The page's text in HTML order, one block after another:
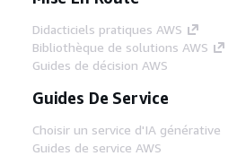
Didacticiels pratiques AWS
Bibliothèque de solutions AWS
Guides de décision AWS
Guides De Service
Choisir un service d'IA générative
Guides de service AWS